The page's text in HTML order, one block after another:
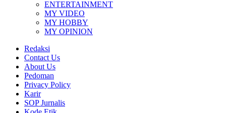
ENTERTAINMENT
MY VIDEO
MY HOBBY
MY OPINION
Redaksi
Contact Us
About Us
Pedoman
Privacy Policy
Karir
SOP Jurnalis